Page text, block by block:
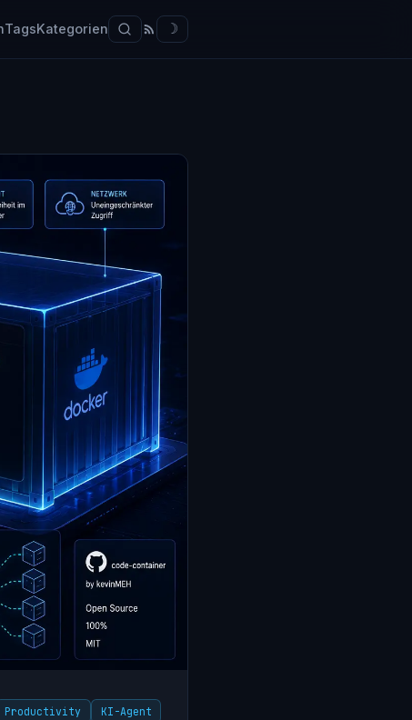
TagsKategorien ☽
Productivity KI-Agent